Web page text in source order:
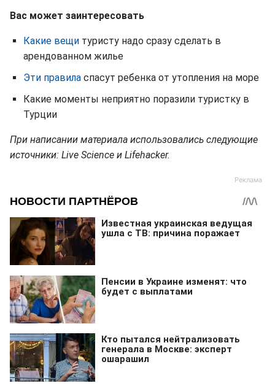
Вас может заинтересовать
Какие вещи туристу надо сразу сделать в
арендованном жилье
Эти правила спасут ребенка от утопления на море
Какие моменты неприятно поразили туристку в
Турции
При написании материала использовались следующие
источники: Live Science и Lifehacker.